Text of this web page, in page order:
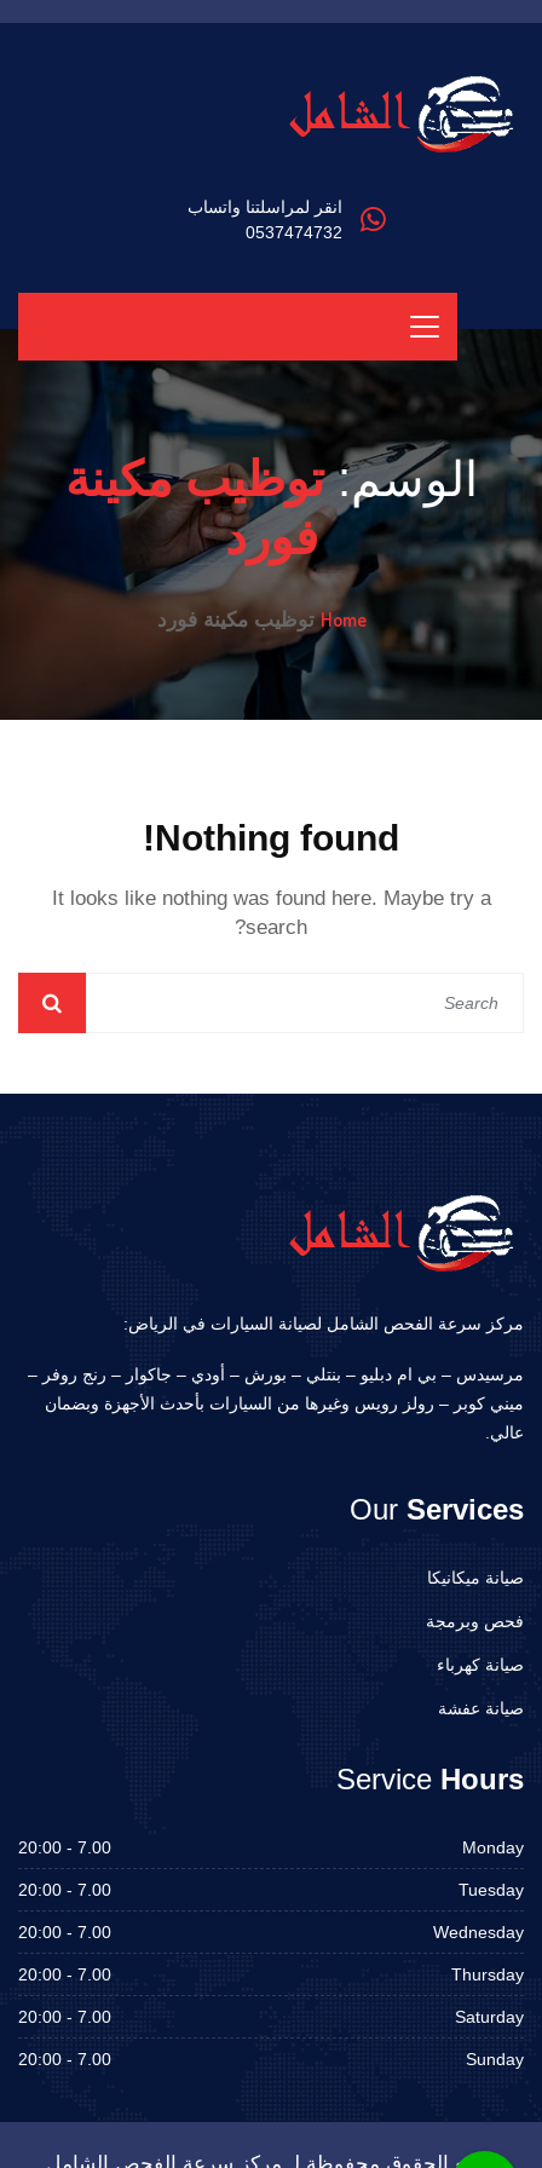
انقر لمراسلتنا واتساب
0537474732
الوسم:توظيب مكينة
فورد
Homeتوظيب مكينة فورد
Nothing found!
It looks like nothing was found here. Maybe try a
search?
مركز سرعة الفحص الشامل لصيانة السيارات في الرياض:
مرسيدس – بي ام دبليو – بنتلي – بورش – أودي – جاكوار – رنج روفر –
ميني كوبر – رولز رويس وغيرها من السيارات بأحدث الأجهزة وبضمان
عالي.
Our Services
صيانة ميكانيكا
فحص وبرمجة
صيانة كهرباء
صيانة عفشة
Service Hours
Monday
7.00 - 20:00
Tuesday
7.00 - 20:00
Wednesday
7.00 - 20:00
Thursday
7.00 - 20:00
Saturday
7.00 - 20:00
Sunday
7.00 - 20:00